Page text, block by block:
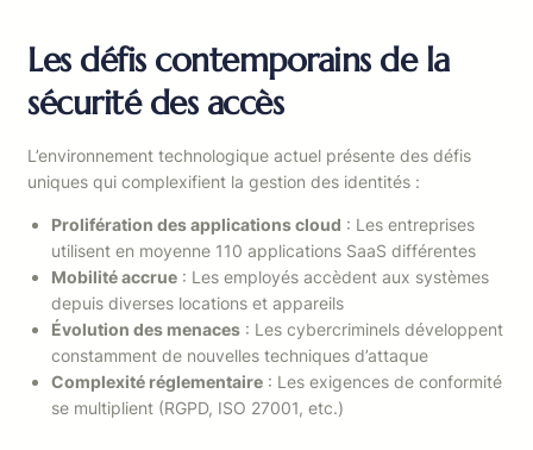
Les défis contemporains de la
sécurité des accès
L’environnement technologique actuel présente des défis
uniques qui complexifient la gestion des identités :
Prolifération des applications cloud : Les entreprises
utilisent en moyenne 110 applications SaaS différentes
Mobilité accrue : Les employés accèdent aux systèmes
depuis diverses locations et appareils
Évolution des menaces : Les cybercriminels développent
constamment de nouvelles techniques d’attaque
Complexité réglementaire : Les exigences de conformité
se multiplient (RGPD, ISO 27001, etc.)